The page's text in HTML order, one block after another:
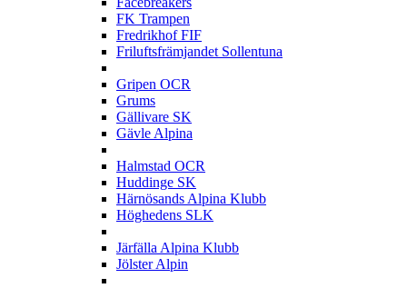
FK Trampen
Fredrikhof FIF
Friluftsfrämjandet Sollentuna
Gripen OCR
Grums
Gällivare SK
Gävle Alpina
Halmstad OCR
Huddinge SK
Härnösands Alpina Klubb
Höghedens SLK
Järfälla Alpina Klubb
Jölster Alpin